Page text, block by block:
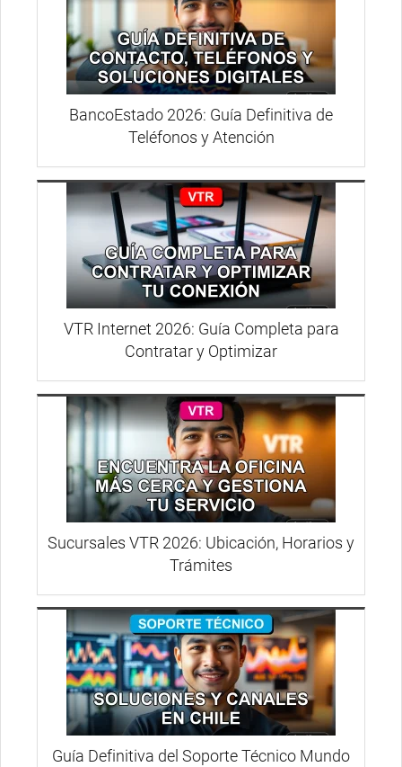
BancoEstado 2026: Guía Definitiva de
Teléfonos y Atención
VTR Internet 2026: Guía Completa para
Contratar y Optimizar
Sucursales VTR 2026: Ubicación, Horarios y
Trámites
Guía Definitiva del Soporte Técnico Mundo